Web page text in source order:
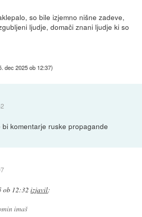
so bile izjemno nišne zadeve,
ljudje, domači znani ljudje ki so
dec 2025 ob 12:37)
komentarje ruske propagande
ob 12:32 izjavil:
imaš